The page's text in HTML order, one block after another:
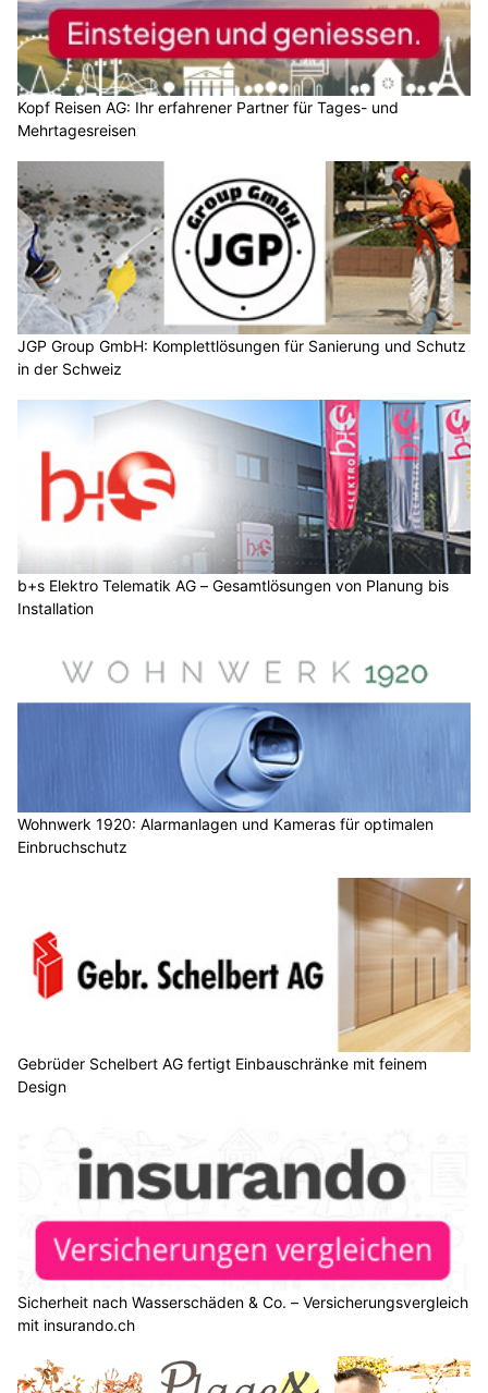
Kopf Reisen AG: Ihr erfahrener Partner für Tages- und
Mehrtagesreisen
JGP Group GmbH: Komplettlösungen für Sanierung und Schutz
in der Schweiz
b+s Elektro Telematik AG – Gesamtlösungen von Planung bis
Installation
Wohnwerk 1920: Alarmanlagen und Kameras für optimalen
Einbruchschutz
Gebrüder Schelbert AG fertigt Einbauschränke mit feinem
Design
Sicherheit nach Wasserschäden & Co. – Versicherungsvergleich
mit insurando.ch